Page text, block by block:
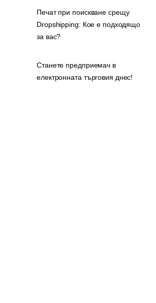
Печат при поискване срещу
Dropshipping: Кое е подходящо
за вас?
Станете предприемач в
електронната търговия днес!